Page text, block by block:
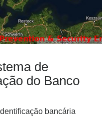
de
do Banco
bancária